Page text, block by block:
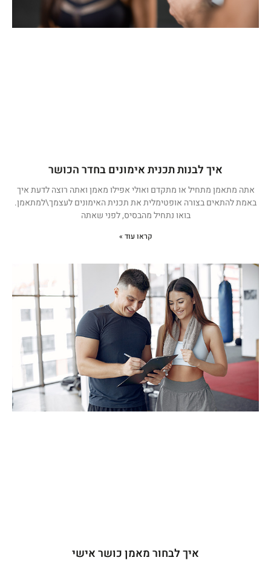
איך לבנות תכנית אימונים בחדר הכושר
אתה מתאמן מתחיל או מתקדם ואולי אפילו מאמן ואתה רוצה לדעת איך
באמת להתאים בצורה אופטימלית את תכנית האימונים לעצמך\למתאמן.
בואו נתחיל מהבסיס, לפני שאתה
קראו עוד »
איך לבחור מאמן כושר אישי